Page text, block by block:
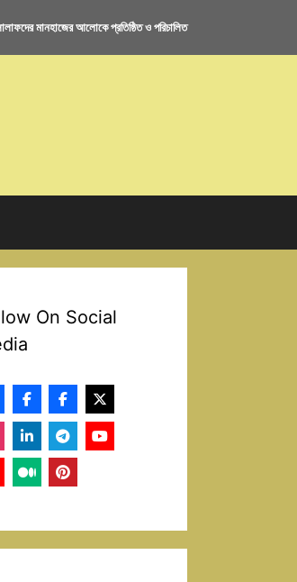
মানহাজের আলোকে প্রতিষ্ঠিত ও পরিচালিত
On Social